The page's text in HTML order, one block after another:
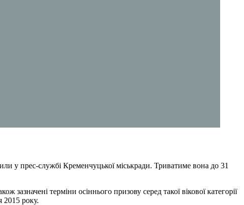
у прес-службі Кременчуцької міськради. Триватиме вона до 31
терміни осіннього призову серед такої вікової категорії
2015 року.